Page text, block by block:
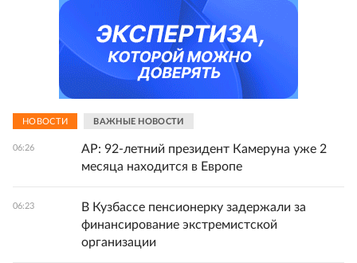
НОВОСТИ ВАЖНЫЕ НОВОСТИ
06:26
AP: 92-летний президент Камеруна уже 2
месяца находится в Европе
06:23
В Кузбассе пенсионерку задержали за
финансирование экстремистской
организации